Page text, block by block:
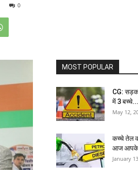
0
MOST POPULAR
CG: सड़क
में 3 बच्चे...
May 12,
कच्चे तेल
आज आपके
January